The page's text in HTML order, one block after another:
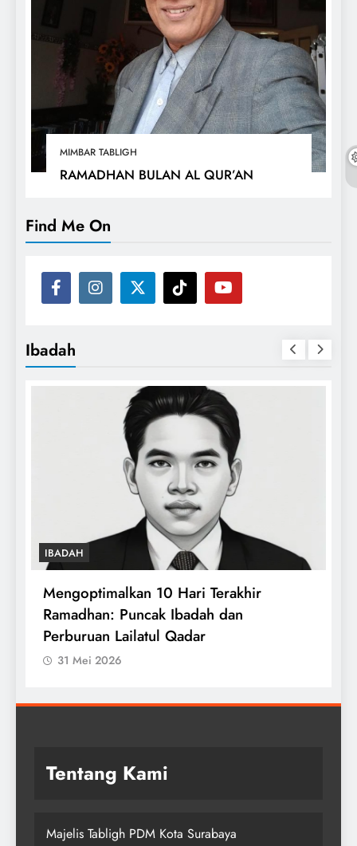
MIMBAR TABLIGH
RAMADHAN BULAN AL QUR’AN
Find Me On
Ibadah
IBADAH
Mengoptimalkan 10 Hari Terakhir
Ramadhan: Puncak Ibadah dan
Perburuan Lailatul Qadar
31 Mei 2026
Tentang Kami
Majelis Tabligh PDM Kota Surabaya